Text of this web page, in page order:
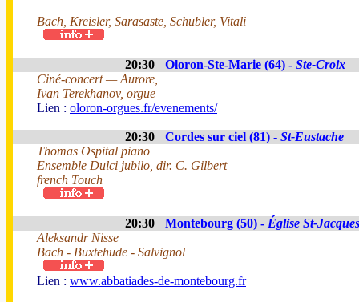
Bach, Kreisler, Sarasaste, Schubler, Vitali
20:30 Oloron-Ste-Marie (64) - Ste-Croix
Ciné-concert — Aurore,
Ivan Terekhanov, orgue
Lien : oloron-orgues.fr/evenements/
20:30 Cordes sur ciel (81) - St-Eustache
Thomas Ospital piano
Ensemble Dulci jubilo, dir. C. Gilbert
french Touch
20:30 Montebourg (50) - Église St-Jacques
Aleksandr Nisse
Bach - Buxtehude - Salvignol
Lien : www.abbatiades-de-montebourg.fr